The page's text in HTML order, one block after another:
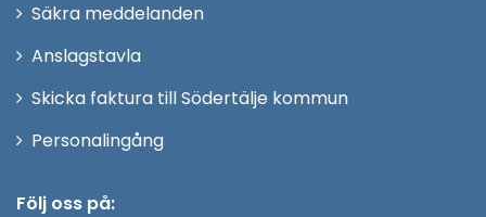
fönster
Säkra meddelanden
Anslagstavla
Skicka faktura till Södertälje kommun
PersonalingångÖppna
Följ oss på: